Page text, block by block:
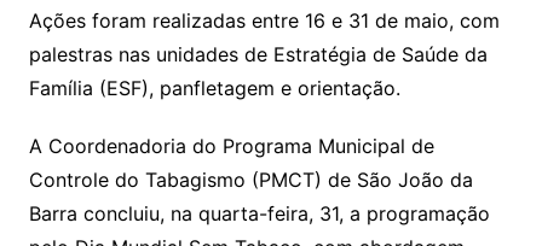
Ações foram realizadas entre 16 e 31 de maio, com
palestras nas unidades de Estratégia de Saúde da
Família (ESF), panfletagem e orientação.
A Coordenadoria do Programa Municipal de
Controle do Tabagismo (PMCT) de São João da
Barra concluiu, na quarta-feira, 31, a programação